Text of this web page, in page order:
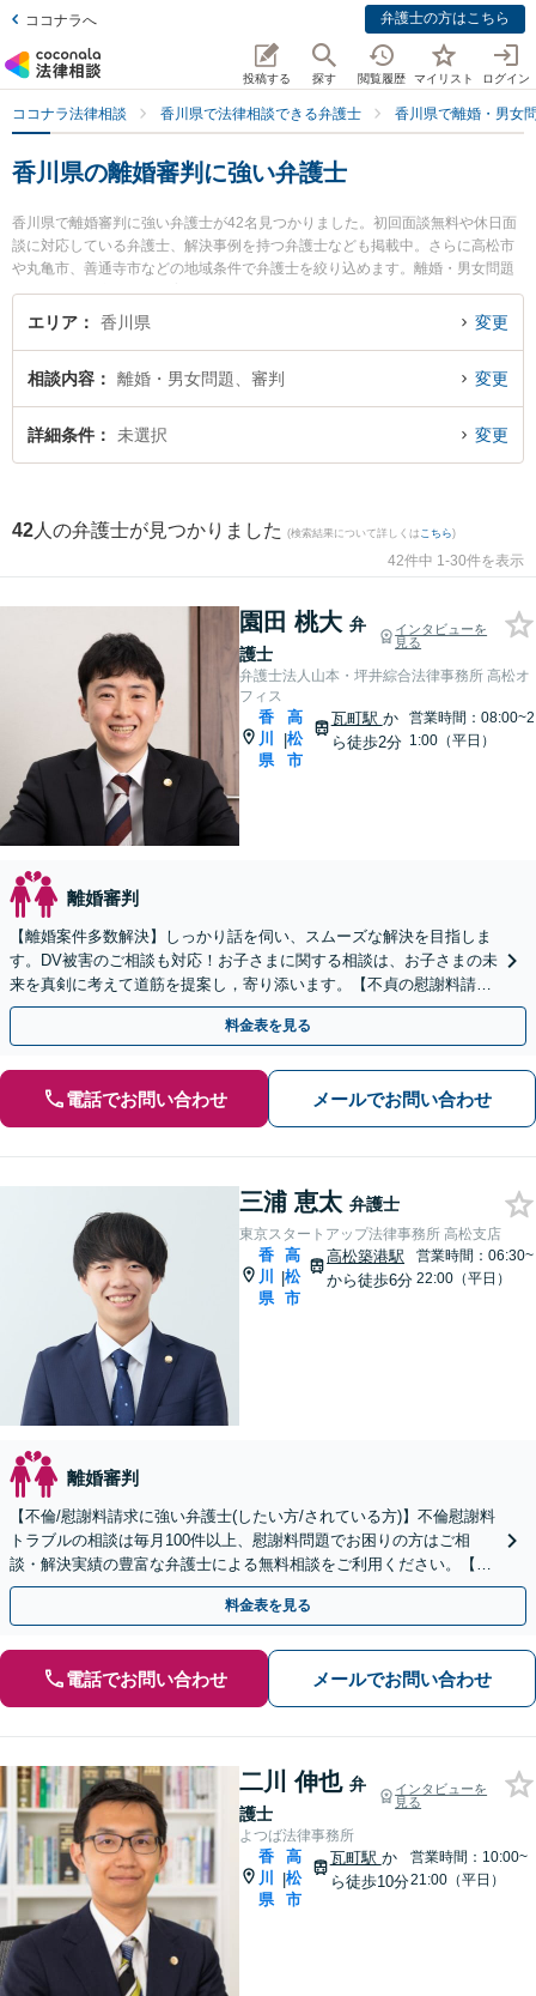
ココナラへ 弁護士の方はこちら
投稿する 探す 閲覧履歴 マイリスト ログイン
ココナラ法律相談 香川県で法律相談できる弁護士 香川県で離婚・男女
香川県の離婚審判に強い弁護士
香川県で離婚審判に強い弁護士が42名見つかりました。初回面談無料や休日面
談に対応している弁護士、解決事例を持つ弁護士なども掲載中。さらに高松市
や丸亀市、善通寺市などの地域条件で弁護士を絞り込めます。離婚・男女問題
に関係する財産分与や養育費、親権等の細かな分野での絞り込み検索もでき便
利です。特に弁護士法人山本・坪井綜合法律事務所 高松オフィスの園田 桃大弁
れています。『香川県で土日や夜間に発生した離婚審判のトラブルを今すぐに
弁護士に相談したい』『離婚審判のトラブル解決の実績豊富な近くの弁護士を
検索したい』『初回相談無料で離婚審判を法律相談できる香川県内の弁護士に
エリア 香川県 変更
相談内容 離婚・男女問題、審判 変更
詳細条件 未選択 変更
42 人の弁護士が見つかりました (検索結果について詳しくは こちら)
42件中 1-30件を表示
園田 桃大 弁
護士
インタビューを
見る
弁護士法人山本・坪井綜合法律事務所 高松オ
フィス
香
川
県
|
高
松
市
瓦町駅 か
ら徒歩2分
営業時間：08:00~2
1:00（平日）
離婚審判
【離婚案件多数解決】しっかり話を伺い、スムーズな解決を目指しま
す。DV被害のご相談も対応！お子さまに関する相談は、お子さまの未
来を真剣に考えて道筋を提案し，寄り添います。【不貞の慰謝料請
求】相手の動きを予測しながら最善の解決を模索します。
料金表を見る
電話でお問い合わせ メールでお問い合わせ
三浦 恵太 弁護士
東京スタートアップ法律事務所 高松支店
香
川
県
|
高
松
市
高松築港駅
から徒歩6分
営業時間：06:30~
22:00（平日）
離婚審判
【不倫/慰謝料請求に強い弁護士(したい方/されている方)】不倫慰謝料
トラブルの相談は毎月100件以上、慰謝料問題でお困りの方はご相
談・解決実績の豊富な弁護士による無料相談をご利用ください。【不
倫相談は初回0円】【香川県全域対応】
料金表を見る
電話でお問い合わせ メールでお問い合わせ
二川 伸也 弁
護士
インタビューを
見る
よつば法律事務所
香
川
県
|
高
松
市
瓦町駅 か
ら徒歩10分
営業時間：10:00~
21:00（平日）